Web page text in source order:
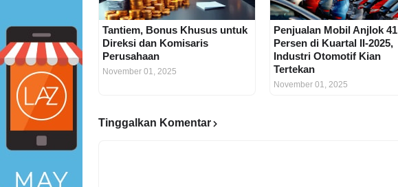
Tantiem, Bonus Khusus untuk
Direksi dan Komisaris
Perusahaan
November 01, 2025
Penjualan Mobil Anjlok 41
Persen di Kuartal II-2025,
Industri Otomotif Kian
Tertekan
November 01, 2025
Tinggalkan Komentar